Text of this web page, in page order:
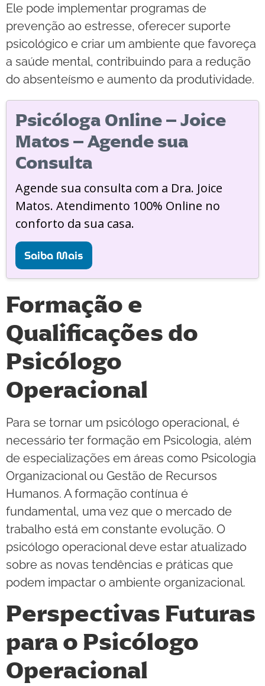
Ele pode implementar programas de
prevenção ao estresse, oferecer suporte
psicológico e criar um ambiente que favoreça
a saúde mental, contribuindo para a redução
do absenteísmo e aumento da produtividade.
Psicóloga Online – Joice
Matos – Agende sua
Consulta
Agende sua consulta com a Dra. Joice
Matos. Atendimento 100% Online no
conforto da sua casa.
Saiba Mais
Formação e
Qualificações do
Psicólogo
Operacional
Para se tornar um psicólogo operacional, é
necessário ter formação em Psicologia, além
de especializações em áreas como Psicologia
Organizacional ou Gestão de Recursos
Humanos. A formação contínua é
fundamental, uma vez que o mercado de
trabalho está em constante evolução. O
psicólogo operacional deve estar atualizado
sobre as novas tendências e práticas que
podem impactar o ambiente organizacional.
Perspectivas Futuras
para o Psicólogo
Operacional